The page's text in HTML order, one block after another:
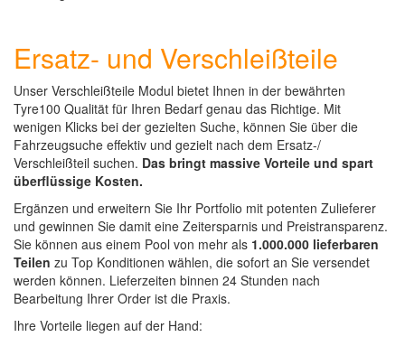
Ersatz- und Verschleißteile
Unser Verschleißteile Modul bietet Ihnen in der bewährten
Tyre100 Qualität für Ihren Bedarf genau das Richtige. Mit
wenigen Klicks bei der gezielten Suche, können Sie über die
Fahrzeugsuche effektiv und gezielt nach dem Ersatz-/
Verschleißteil suchen. Das bringt massive Vorteile und spart
überflüssige Kosten.
Ergänzen und erweitern Sie Ihr Portfolio mit potenten Zulieferer
und gewinnen Sie damit eine Zeitersparnis und Preistransparenz.
Sie können aus einem Pool von mehr als 1.000.000 lieferbaren
Teilen zu Top Konditionen wählen, die sofort an Sie versendet
werden können. Lieferzeiten binnen 24 Stunden nach
Bearbeitung Ihrer Order ist die Praxis.
Ihre Vorteile liegen auf der Hand: